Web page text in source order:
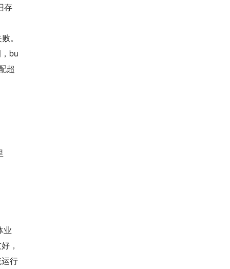
存
bu
超
业
，
行